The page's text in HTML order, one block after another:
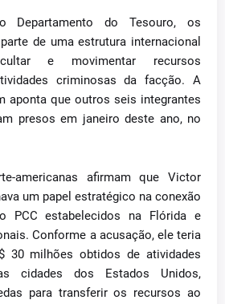
Departamento do Tesouro, os
de uma estrutura internacional
e movimentar recursos
criminosas da facção. A
aponta que outros seis integrantes
presos em janeiro deste ano, no
americanas afirmam que Victor
um papel estratégico na conexão
PCC estabelecidos na Flórida e
Conforme a acusação, ele teria
30 milhões obtidos de atividades
cidades dos Estados Unidos,
para transferir os recursos ao